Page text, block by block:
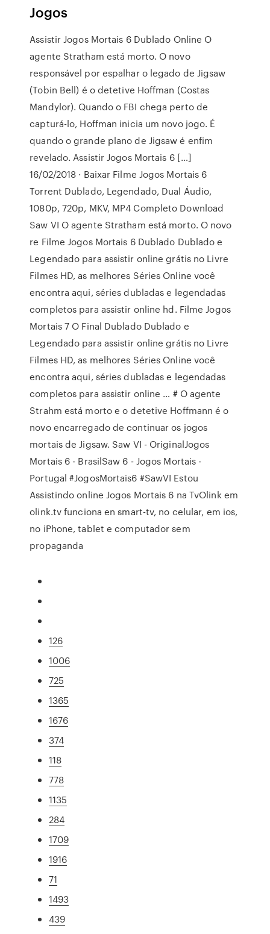
Jogos
Assistir Jogos Mortais 6 Dublado Online O
agente Stratham está morto. O novo
responsável por espalhar o legado de Jigsaw
(Tobin Bell) é o detetive Hoffman (Costas
Mandylor). Quando o FBI chega perto de
capturá-lo, Hoffman inicia um novo jogo. É
quando o grande plano de Jigsaw é enfim
revelado. Assistir Jogos Mortais 6 […]
16/02/2018 · Baixar Filme Jogos Mortais 6
Torrent Dublado, Legendado, Dual Áudio,
1080p, 720p, MKV, MP4 Completo Download
Saw VI O agente Stratham está morto. O novo
re Filme Jogos Mortais 6 Dublado Dublado e
Legendado para assistir online grátis no Livre
Filmes HD, as melhores Séries Online você
encontra aqui, séries dubladas e legendadas
completos para assistir online hd. Filme Jogos
Mortais 7 O Final Dublado Dublado e
Legendado para assistir online grátis no Livre
Filmes HD, as melhores Séries Online você
encontra aqui, séries dubladas e legendadas
completos para assistir online … # O agente
Strahm está morto e o detetive Hoffmann é o
novo encarregado de continuar os jogos
mortais de Jigsaw. Saw VI - OriginalJogos
Mortais 6 - BrasilSaw 6 - Jogos Mortais -
Portugal #JogosMortais6 #SawVI Estou
Assistindo online Jogos Mortais 6 na TvOlink em
olink.tv funciona en smart-tv, no celular, em ios,
no iPhone, tablet e computador sem
propaganda
126
1006
725
1365
1676
374
118
778
1135
284
1709
1916
71
1493
439